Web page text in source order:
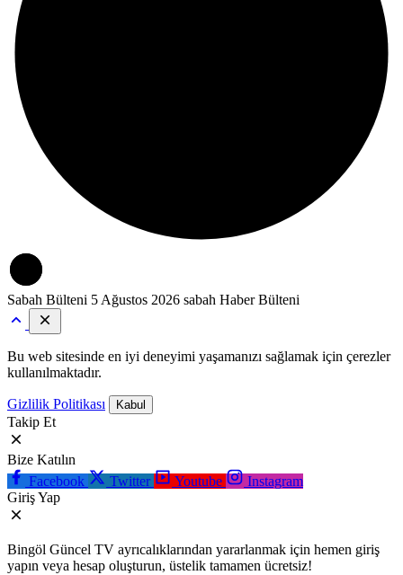
Sabah Bülteni 5 Ağustos 2026 sabah Haber Bülteni
Bu web sitesinde en iyi deneyimi yaşamanızı sağlamak için çerezler
kullanılmaktadır.
Gizlilik Politikası Kabul
Takip Et
Bize Katılın
Facebook
Twitter Youtube
Instagram
Giriş Yap
Bingöl Güncel TV ayrıcalıklarından yararlanmak için hemen giriş
yapın veya hesap oluşturun, üstelik tamamen ücretsiz!